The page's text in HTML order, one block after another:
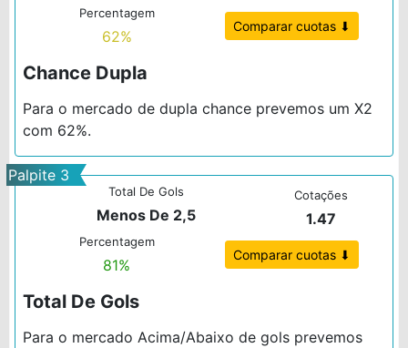
Percentagem
62%
Comparar cuotas ⬇
Chance Dupla
Para o mercado de dupla chance prevemos um X2
com 62%.
Palpite 3
Total De Gols
Menos De 2,5
Cotações
1.47
Percentagem
81%
Comparar cuotas ⬇
Total De Gols
Para o mercado Acima/Abaixo de gols prevemos